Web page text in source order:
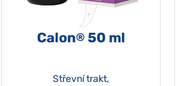
Calon®50 ml
Střevní trakt,